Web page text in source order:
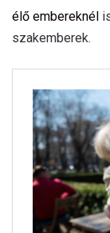
élő embereknél
szakemberek.